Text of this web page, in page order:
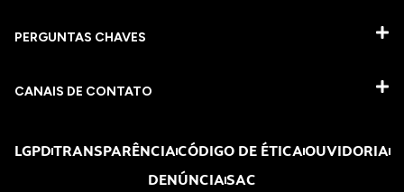
PERGUNTAS CHAVES​
CANAIS DE CONTATO
LGPDTRANSPARÊNCIACÓDIGO DE ÉTICAOUVIDORIA
DENÚNCIASAC